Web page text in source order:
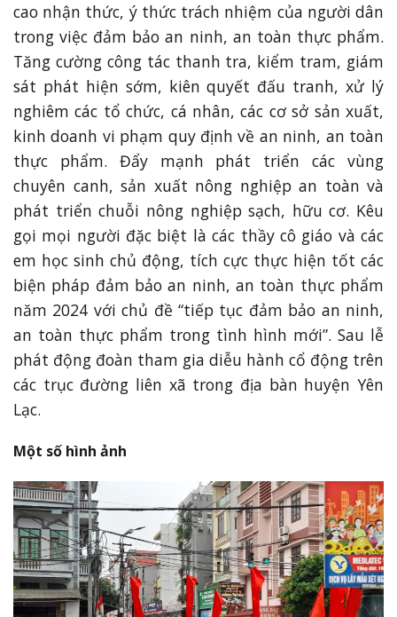
cao nhận thức, ý thức trách nhiệm của người dân
trong việc đảm bảo an ninh, an toàn thực phẩm.
Tăng cường công tác thanh tra, kiểm tram, giám
sát phát hiện sớm, kiên quyết đấu tranh, xử lý
nghiêm các tổ chức, cá nhân, các cơ sở sản xuất,
kinh doanh vi phạm quy định về an ninh, an toàn
thực phẩm. Đẩy mạnh phát triển các vùng
chuyên canh, sản xuất nông nghiệp an toàn và
phát triển chuỗi nông nghiệp sạch, hữu cơ. Kêu
gọi mọi người đặc biệt là các thầy cô giáo và các
em học sinh chủ động, tích cực thực hiện tốt các
biện pháp đảm bảo an ninh, an toàn thực phẩm
năm 2024 với chủ đề “tiếp tục đảm bảo an ninh,
an toàn thực phẩm trong tình hình mới”. Sau lễ
phát động đoàn tham gia diễu hành cổ động trên
các trục đường liên xã trong địa bàn huyện Yên
Lạc.
Một số hình ảnh